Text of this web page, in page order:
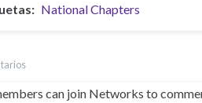
National Chapters
can join Networks to